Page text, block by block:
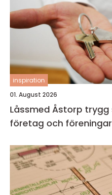
inspiration
01. August 2026
Låssmed Åstorp trygg säkerhet för hem,
företag och föreningar